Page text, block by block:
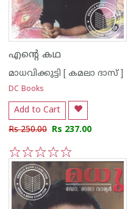
എന്റെ കഥ
മാധവിക്കുട്ടി [ കമലാ ദാസ് ]
DC Books
Add to Cart
Rs 250.00 Rs 237.00
5
4
3
2
1